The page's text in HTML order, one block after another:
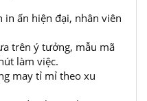
in ấn hiện đại, nhân viên
trên ý tưởng, mẫu mã
làm việc.
may tỉ mỉ theo xu